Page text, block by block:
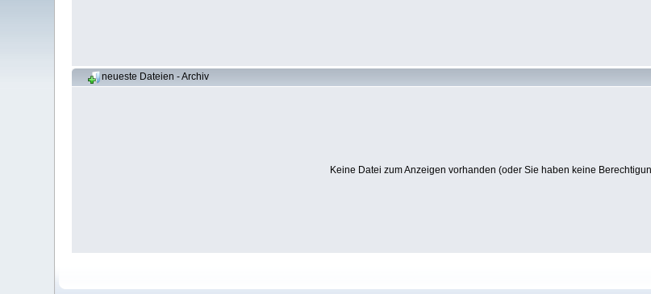
neueste Dateien - Archiv
Keine Datei zum Anzeigen vorhanden (oder Sie haben keine